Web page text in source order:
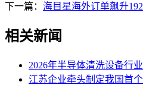
下一篇： 海目星海外订单飙升
相关新闻
2026年半导体清洗设备行
江苏企业牵头制定我国首